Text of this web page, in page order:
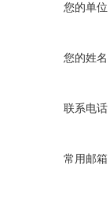
您的单位
您的姓名
联系电话
常用邮箱